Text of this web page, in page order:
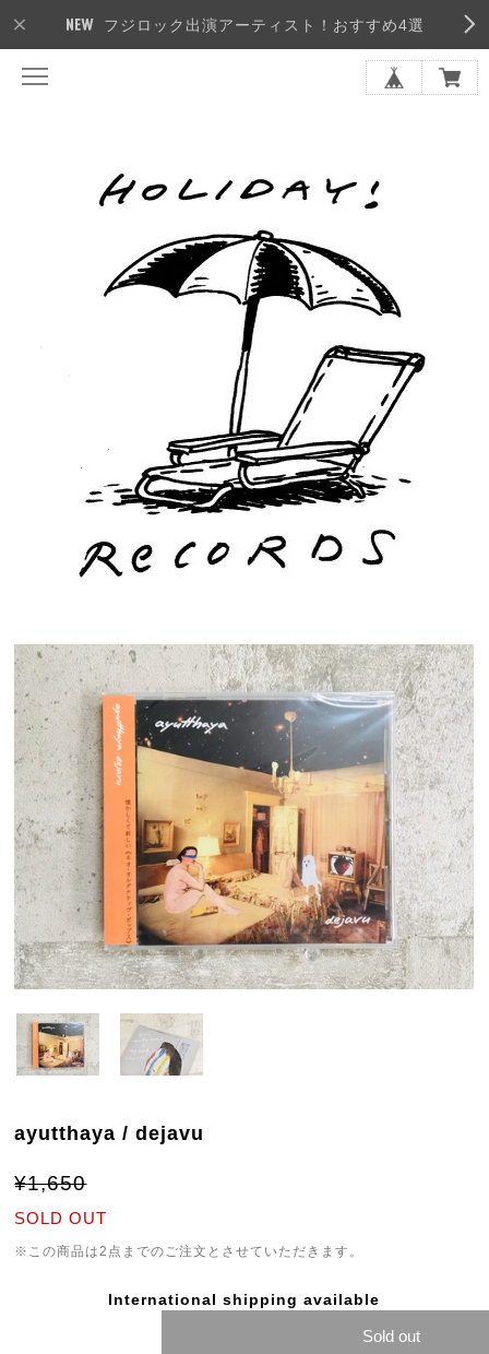
フジロック出演アーティスト！おすすめ4選
ayutthaya / dejavu
¥1,650
SOLD OUT
※この商品は2点までのご注文とさせていただきます。
International shipping available
Sold out